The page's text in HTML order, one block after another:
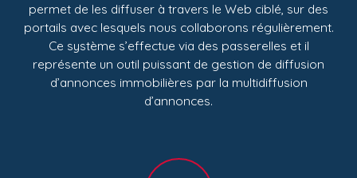
permet de les diffuser à travers le Web ciblé, sur des
portails avec lesquels nous collaborons régulièrement.
Ce système s’effectue via des passerelles et il
représente un outil puissant de gestion de diffusion
d’annonces immobilières par la multidiffusion
d’annonces.